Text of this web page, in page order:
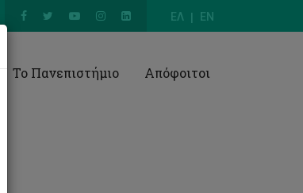
ΕΛ EN
Το Πανεπιστήμιο Απόφοιτοι